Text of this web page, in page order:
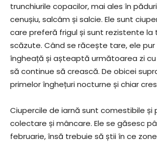
trunchiurile copacilor, mai ales în
cenușiu, salcâm și salcie. Ele sunt
care preferă frigul și sunt rezistente
scăzute. Când se răcește tare, ele pur
îngheață și așteaptă următoarea zi cu
să continue să crească. De obicei
primelor înghețuri nocturne și chiar
Ciupercile de iarnă sunt comestibile și
colectare și mâncare. Ele se găsesc
februarie, însă trebuie să știi în ce